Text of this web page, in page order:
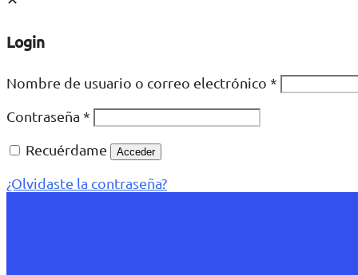
Login
Nombre de usuario o correo electrónico *
Contraseña *
Recuérdame
Acceder
¿Olvidaste la contraseña?